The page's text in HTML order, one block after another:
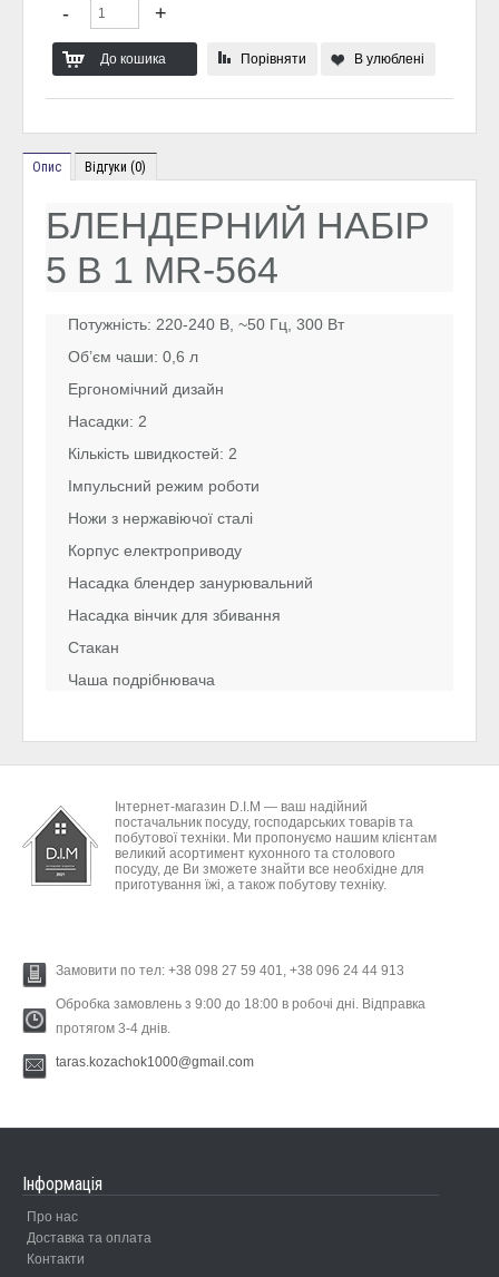
Порівняти В улюблені
Опис Відгуки (0)
БЛЕНДЕРНИЙ НАБІР
5 В 1 MR-564
Потужність: 220-240 В, ~50 Гц, 300 Вт
Об’єм чаши: 0,6 л
Ергономічний дизайн
Насадки: 2
Кількість швидкостей: 2
Імпульсний режим роботи
Ножи з нержавіючої сталі
Корпус електроприводу
Насадка блендер занурювальний
Насадка вінчик для збивання
Стакан
Чаша подрібнювача
Інтернет-магазин D.I.M — ваш надійний
постачальник посуду, господарських товарів та
побутової техніки. Ми пропонуємо нашим клієнтам
великий асортимент кухонного та столового
посуду, де Ви зможете знайти все необхідне для
приготування їжі, а також побутову техніку.
Замовити по тел: +38 098 27 59 401, +38 096 24 44 913
Обробка замовлень з 9:00 до 18:00 в робочі дні. Відправка
протягом 3-4 днів.
taras.kozachok1000@gmail.com
Інформація
Про нас
Доставка та оплата
Контакти